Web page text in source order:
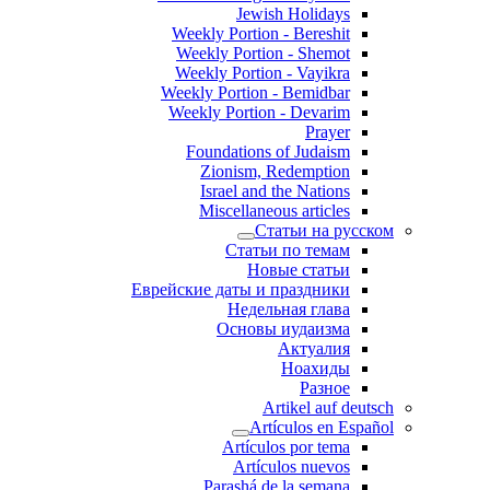
Jewish Holidays
Weekly Portion - Bereshit
Weekly Portion - Shemot
Weekly Portion - Vayikra
Weekly Portion - Bemidbar
Weekly Portion - Devarim
Prayer
Foundations of Judaism
Zionism, Redemption
Israel and the Nations
Miscellaneous articles
Статьи на русском
Статьи по темам
Новые статьи
Еврейские даты и праздники
Недельная глава
Основы иудаизма
Актуалия
Ноахиды
Разное
Artikel auf deutsch
Artículos en Español
Artículos por tema
Artículos nuevos
Parashá de la semana